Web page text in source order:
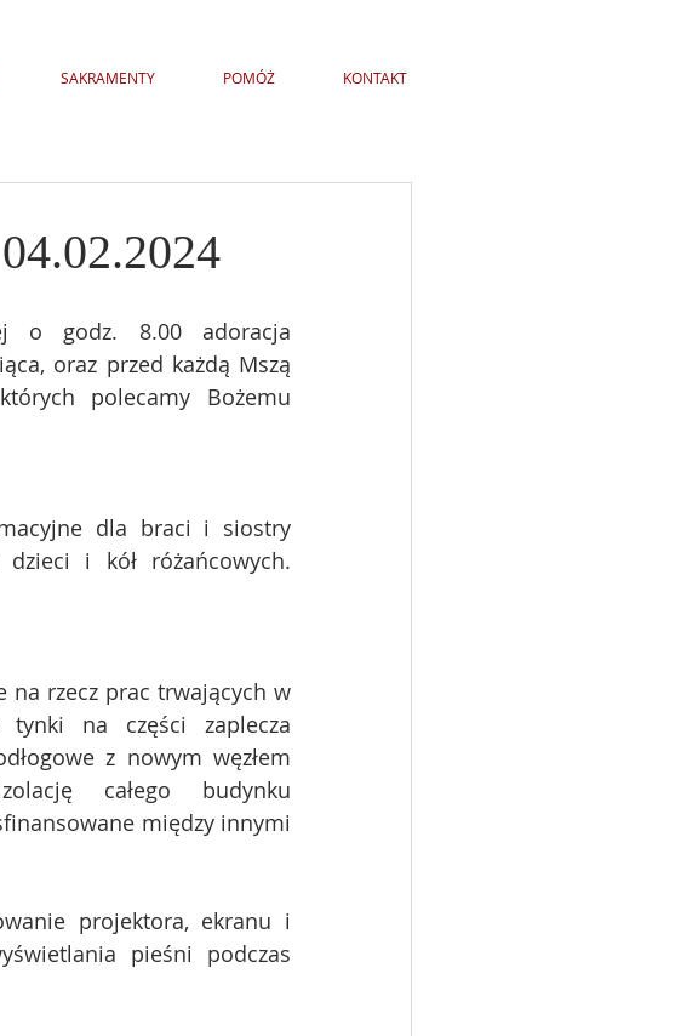
SAKRAMENTY POMÓŻ KONTAKT
o godz. 8.00 adoracja
oraz przed każdą Mszą
polecamy Bożemu
dla braci i siostry
i kół różańcowych.
na rzecz prac trwających w
tynki na części zaplecza
z nowym węzłem
całego budynku
między innymi
projektora, ekranu i
pieśni podczas